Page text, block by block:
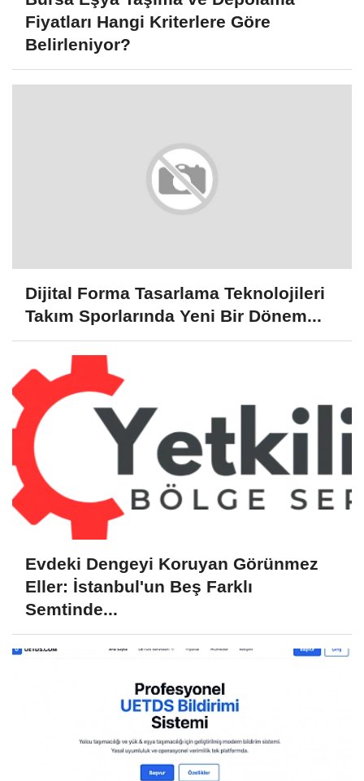
Fiyatları Hangi Kriterlere Göre
Belirleniyor?
Dijital Forma Tasarlama Teknolojileri
Takım Sporlarında Yeni Bir Dönem...
Evdeki Dengeyi Koruyan Görünmez
Eller: İstanbul'un Beş Farklı
Semtinde...